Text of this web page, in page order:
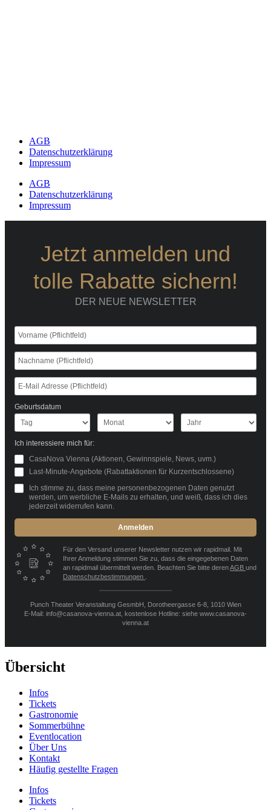
AGB
Datenschutzerklärung
Impressum
AGB
Datenschutzerklärung
Impressum
Jetzt anmelden und
tolle Rabatte sichern!
DER NEUE NEWSLETTER
Geburtsdatum
Ich interessiere mich für:
CasaNova Vienna (Aktionen, Gewinnspiele, News, uvm.)
Last-Minute-Angebote (Rabattaktionen für Kurzentschlossene)
Ich stimme zu, dass meine personenbezogenen Daten genutzt
werden, um werbliche E-Mails zu erhalten, und weiß, dass ich dies
jederzeit widerrufen kann.
Anmelden
Für den Versand unserer Newsletter nutzen wir rapidmail. Mit
Ihrer Anmeldung stimmen Sie zu, dass die eingegebenen Daten
an rapidmail übermittelt werden. Beachten Sie bitte derenAGB und
Datenschutzbestimmungen
Punch Theater Veranstaltung GesmbH, Dorotheergasse 6-8, 1010 Wien
E-Mail: info@casanova-vienna.at, kostenlose Hotline: siehe www.casanova-
vienna.at
Übersicht
Infos
Tickets
Gastronomie
Sommerbühne
Eventlocation
Über Uns
Kontakt
Häufig gestellte Fragen
Infos
Tickets